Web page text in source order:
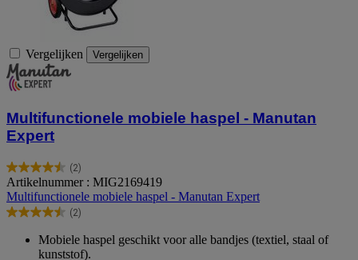
Vergelijken Vergelijken
Multifunctionele mobiele haspel - Manutan
Expert
(2)
4.5
van
de
5
Artikelnummer : MIG2169419
Multifunctionele mobiele haspel - Manutan Expert
(2)
4.5
Mobiele haspel geschikt voor alle bandjes (textiel, staal of
kunststof).